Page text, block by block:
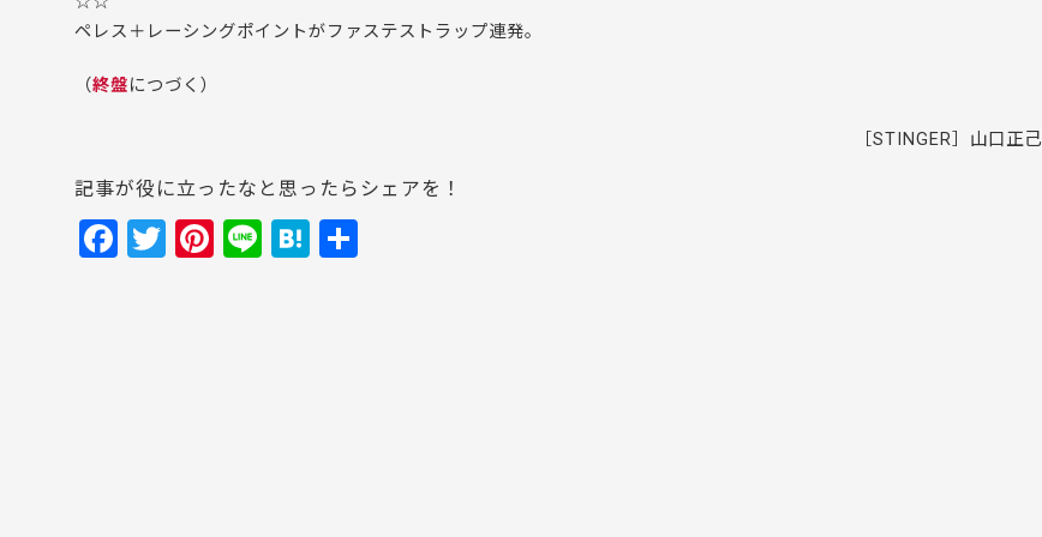
ペレス＋レーシングポイントがファステストラップ連発。
（終盤につづく）
［STINGER］山口正己
記事が役に立ったなと思ったらシェアを！
F
T
Pi Li H